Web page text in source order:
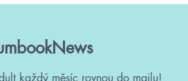
každý měsíc rovnou do mailu!